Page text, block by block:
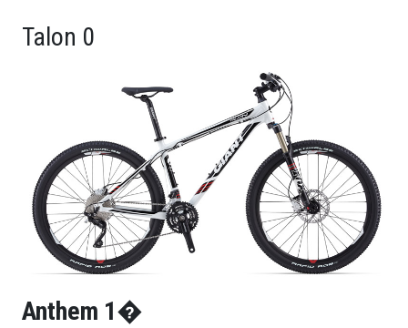
Talon 0
Anthem 1�